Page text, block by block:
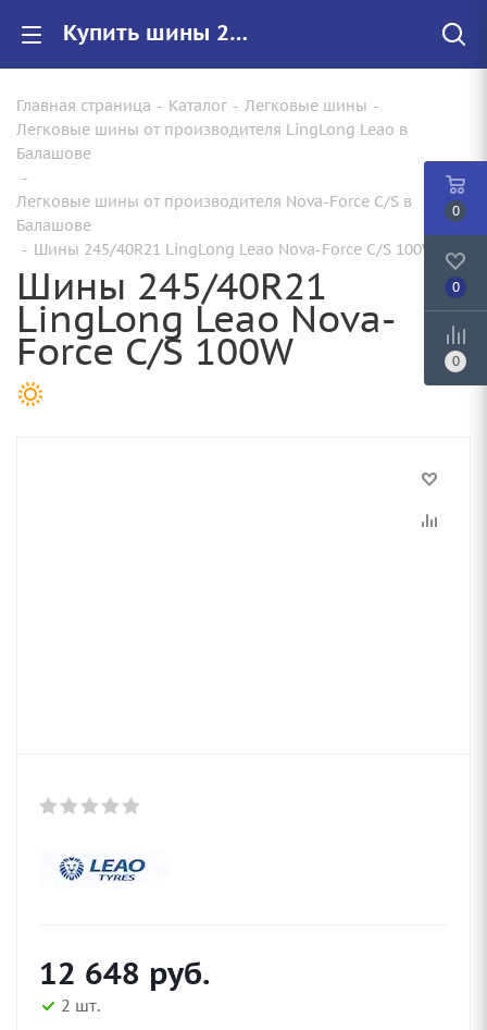
Купить шины 245/40R21 LingLong Leao Nova-Force C/S 100W |Арт.221024937 по цене от 10540.00 руб. в Балашове с доставкой
Главная страница - Каталог - Легковые шины -
Легковые шины от производителя LingLong Leao в
Балашове
-
Легковые шины от производителя Nova-Force C/S в
Балашове
- Шины 245/40R21 LingLong Leao Nova-Force C/S 100W
Шины 245/40R21
LingLong Leao Nova-
Force C/S 100W
12 648 руб.
2 шт.
0
0
0